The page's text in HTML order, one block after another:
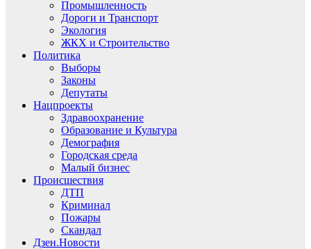
Промышленность
Дороги и Транспорт
Экология
ЖКХ и Строительство
Политика
Выборы
Законы
Депутаты
Нацпроекты
Здравоохранение
Образование и Культура
Демография
Городская среда
Малый бизнес
Происшествия
ДТП
Криминал
Пожары
Скандал
Дзен.Новости